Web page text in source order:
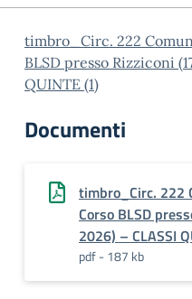
timbro_Circ. 222
BLSD presso Rizziconi
QUINTE (1)
Documenti
timbro_Circ. 222
Corso BLSD
2026) – CLASSI
pdf - 187 kb